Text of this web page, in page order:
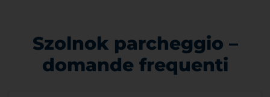
Szolnok parcheggio –
domande frequenti